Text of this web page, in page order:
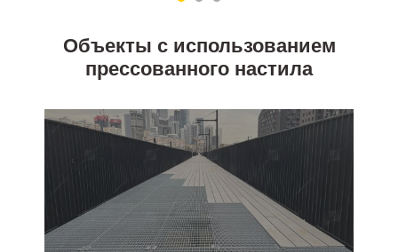
Объекты с использованием
прессованного настила